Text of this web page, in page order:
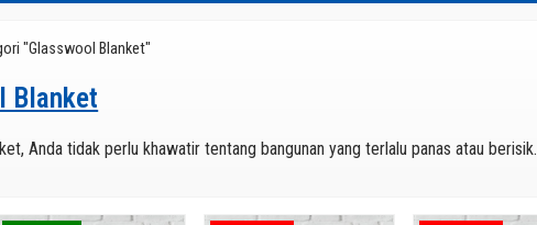
"Glasswool Blanket"
Blanket
Anda tidak perlu khawatir tentang bangunan yang terlalu panas atau berisik.